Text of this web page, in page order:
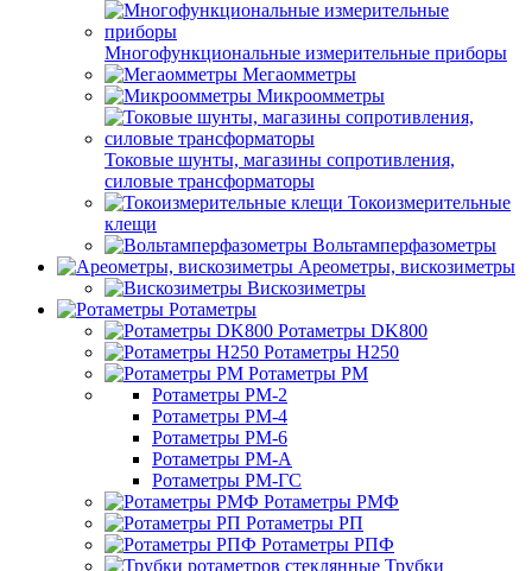
Многофункциональные измерительные приборы
Мегаомметры
Микроомметры
Токовые шунты, магазины сопротивления,
силовые трансформаторы
Токоизмерительные
клещи
Вольтамперфазометры
Ареометры, вискозиметры
Вискозиметры
Ротаметры
Ротаметры DK800
Ротаметры H250
Ротаметры РМ
Ротаметры РМ-2
Ротаметры РМ-4
Ротаметры РМ-6
Ротаметры РМ-А
Ротаметры РМ-ГС
Ротаметры РМФ
Ротаметры РП
Ротаметры РПФ
Трубки